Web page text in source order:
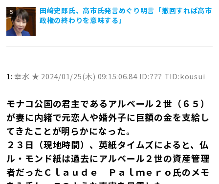
田﨑史郎氏、高市氏発言めぐり明言「撤回すれば高市
政権の終わりを意味する」
1: 幸水 ★ 2024/01/25(木) 09:15:06.84 ID:??? TID:kousui
モナコ公国の君主であるアルベール２世（６５）
が妻に内緒で元恋人や婚外子に巨額の金を支給し
てきたことが明らかになった。
２３日（現地時間）、英紙タイムズによると、仏
ル・モンド紙は過去にアルベール２世の資産管理
者だったＣｌａｕｄｅ Ｐａｌｍｅｒｏ氏のメモ